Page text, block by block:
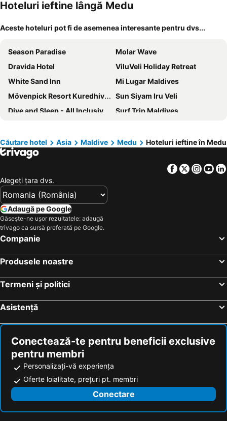
Hoteluri ieftine lângă Medu
Aceste hoteluri pot fi de asemenea interesante pentru dvs...
Season Paradise
Molar Wave
Dravida Hotel
ViluVeli Holiday Retreat
White Sand Inn
Mi Lugar Maldives
Mövenpick Resort Kuredhivaru Maldives
Sun Siyam Iru Veli
Dive and Sleep - All Inclusive Diving Guesthouse - 3 Dives per day
Surf Trip Maldives
Courtyard Guesthouse
Silver Oasis Maldives
Himeyn Beach Inn - Ocho Homes By Eight Continents
Canopus Retreat Thulusdhoo
The Hive Beach Hotel
iHaven Thulusdhoo
Căutare hotel Asia Maldive Medu Hoteluri ieftine în Medu
Facebook
Twitter
Alegeţi ţara dvs.
Adaugă pe Google
Găsește-ne ușor rezultatele: adaugă
trivago ca sursă preferată pe Google.
Companie
Produsele noastre
Termeni și politici
Asistență
Conectează-te pentru beneficii exclusive
pentru membri
Personalizați-vă experiența
Oferte loialitate, prețuri pt. membri
Conectare